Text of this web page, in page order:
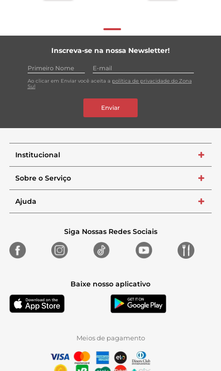
Inscreva-se na nossa Newsletter!
Ao clicar em Enviar você aceita a política de privacidade do Zona
Sul
Enviar
Institucional +
Sobre o Serviço +
Ajuda +
Siga Nossas Redes Sociais
Baixe nosso aplicativo
Meios de pagamento